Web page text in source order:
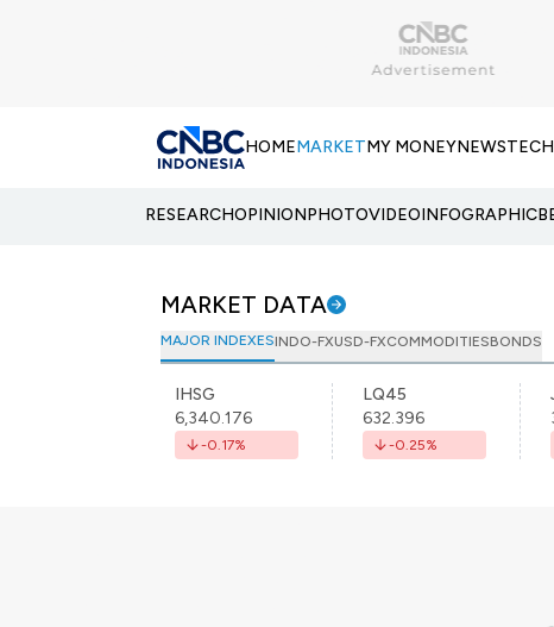
HOMEMARKETMY MONEYNEWSTECH
RESEARCHOPINIONPHOTOVIDEOINFOGRAPHIC
MARKET DATA
MAJOR INDEXESINDO-FXUSD-FXCOMMODITIESBONDS
IHSG
6,340.176
-0.17%
LQ45
632.396
-0.25%